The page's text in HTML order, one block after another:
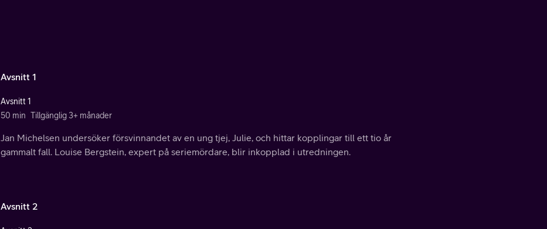
Avsnitt 1
Avsnitt 1
50 min Tillgänglig 3+ månader
Jan Michelsen undersöker försvinnandet av en ung tjej, Julie, och hittar kopplingar till ett tio år
gammalt fall. Louise Bergstein, expert på seriemördare, blir inkopplad i utredningen.
Avsnitt 2